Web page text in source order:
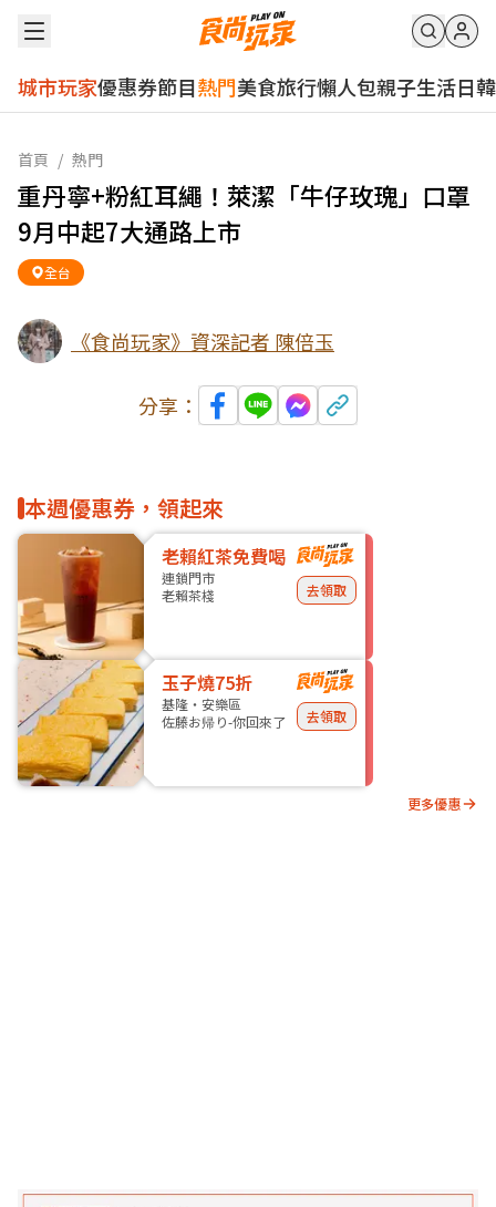
城市玩家優惠券節目熱門美食旅行懶人包親子生活日韓
首頁 / 熱門
重丹寧+粉紅耳繩！萊潔「牛仔玫瑰」口罩
9月中起7大通路上市
全台
《食尚玩家》資深記者 陳倍玉
分享：
本週優惠券，領起來
老賴紅茶免費喝
連鎖門市
老賴茶棧
去領取
玉子燒75折
基隆・安樂區
佐藤お帰り-你回來了
去領取
更多優惠